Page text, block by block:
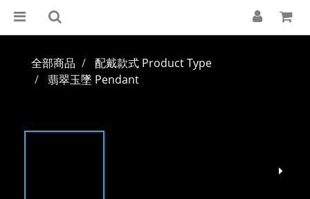
全部商品
配戴款式 Product Type
翡翠玉墜 Pendant